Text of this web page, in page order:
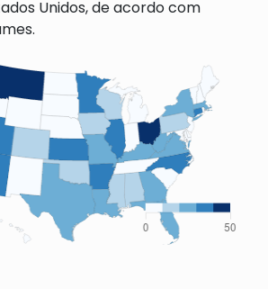
Unidos, de acordo com